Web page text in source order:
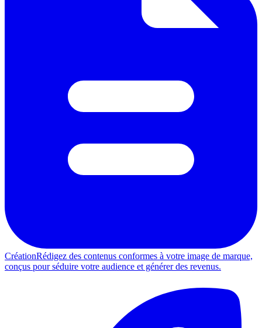
CréationRédigez des contenus conformes à votre image de marque,
conçus pour séduire votre audience et générer des revenus.